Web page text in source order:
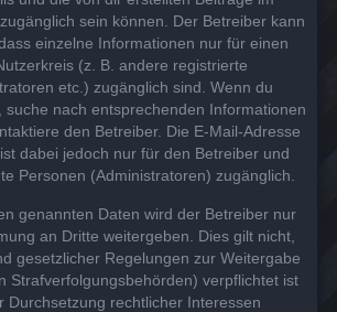
sein können. Der Betreiber kann
einzelne Informationen nur für einen
(z. B. andere registrierte
etc.) zugänglich sind. Wenn du
suche nach entsprechenden Informationen
den Betreiber. Die E-Mail-Adresse
dabei jedoch nur für den Betreiber und
Personen (Administratoren) zugänglich.
genannten Daten wird der Betreiber nur
an Dritte weitergeben. Dies gilt nicht,
gesetzlicher Regelungen zur Weitergabe
Strafverfolgungsbehörden) verpflichtet ist
Durchsetzung rechtlicher Interessen